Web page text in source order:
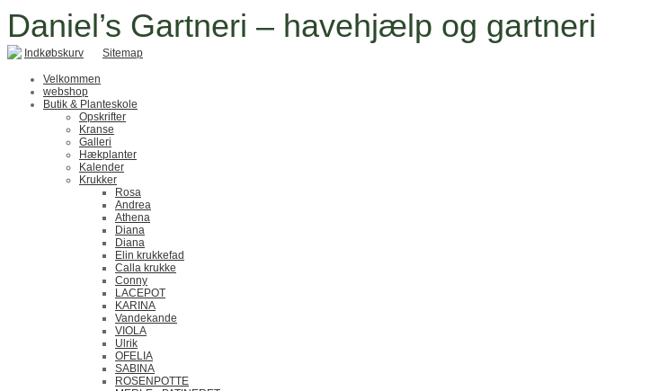
Daniel’s Gartneri – havehjælp og gartneri
Indkøbskurv Sitemap
Velkommen
webshop
Butik & Planteskole
Opskrifter
Kranse
Galleri
Hækplanter
Kalender
Krukker
Rosa
Andrea
Athena
Diana
Diana
Elin krukkefad
Calla krukke
Conny
LACEPOT
KARINA
Vandekande
VIOLA
Ulrik
OFELIA
SABINA
ROSENPOTTE